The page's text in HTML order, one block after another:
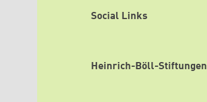
Social Links
Heinrich-Böll-Stiftungen